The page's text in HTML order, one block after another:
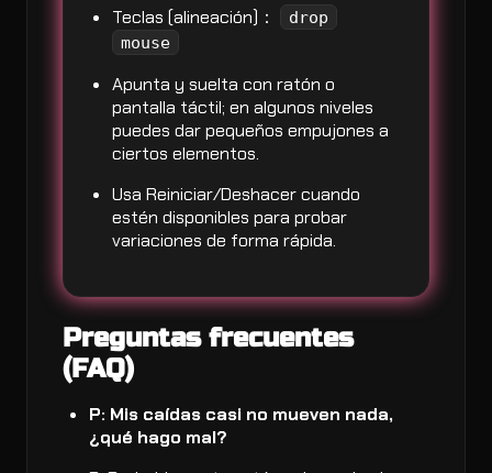
Teclas (alineación)：
drop
mouse
Apunta y suelta con ratón o
pantalla táctil; en algunos niveles
puedes dar pequeños empujones a
ciertos elementos.
Usa Reiniciar/Deshacer cuando
estén disponibles para probar
variaciones de forma rápida.
Preguntas frecuentes
(FAQ)
P: Mis caídas casi no mueven nada,
¿qué hago mal?